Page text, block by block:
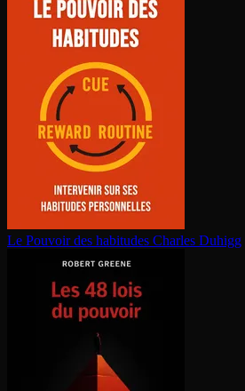
Le Pouvoir des habitudes Charles Duhigg